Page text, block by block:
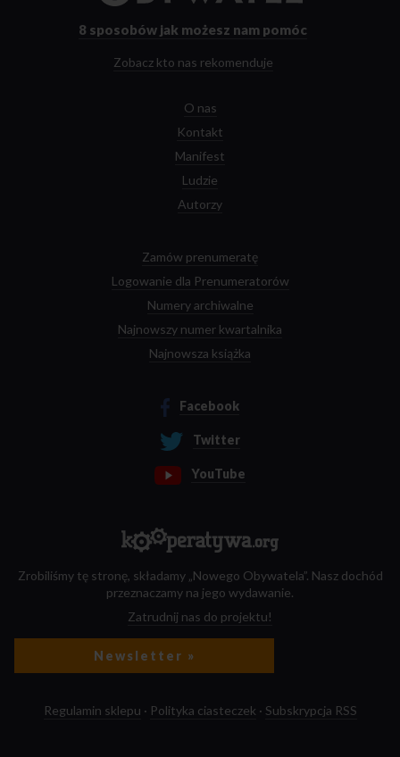
8 sposobów jak możesz nam pomóc
Zobacz kto nas rekomenduje
O nas
Kontakt
Manifest
Ludzie
Autorzy
Zamów prenumeratę
Logowanie dla Prenumeratorów
Numery archiwalne
Najnowszy numer kwartalnika
Najnowsza książka
Facebook
Twitter
YouTube
Zrobiliśmy tę stronę, składamy „Nowego Obywatela”. Nasz dochód
przeznaczamy na jego wydawanie.
Zatrudnij nas do projektu!
Newsletter »
Regulamin sklepu · Polityka ciasteczek · Subskrypcja RSS